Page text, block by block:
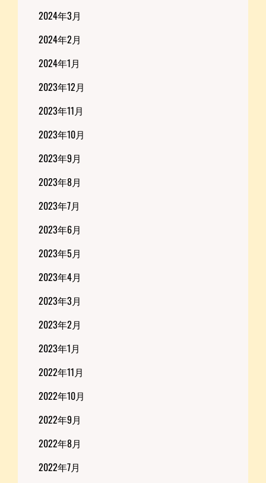
2024年3月
2024年2月
2024年1月
2023年12月
2023年11月
2023年10月
2023年9月
2023年8月
2023年7月
2023年6月
2023年5月
2023年4月
2023年3月
2023年2月
2023年1月
2022年11月
2022年10月
2022年9月
2022年8月
2022年7月